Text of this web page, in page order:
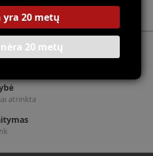
atrinkta
yra 20 metų
20 metų